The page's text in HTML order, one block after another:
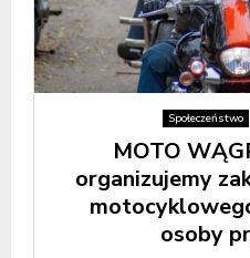
Społeczeństwo
MOTO
organizujemy
osoby